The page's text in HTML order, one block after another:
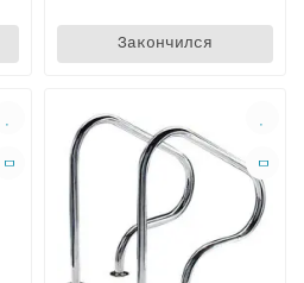
Закончился